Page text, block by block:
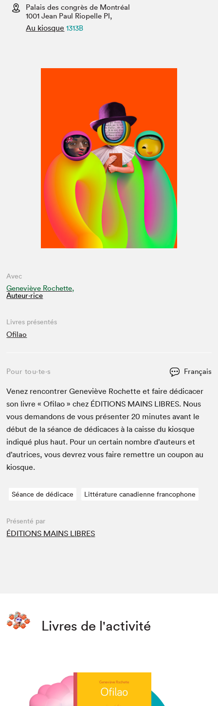
Espace médias
Palais des congrès de Montréal
1001 Jean Paul Riopelle Pl,
Au kiosque 1313B
Avec
Geneviève Rochette,
Auteur·rice
Livres présentés
Ofilao
Pour tou⋅te⋅s Français
Venez ren­con­tr­er Geneviève Rochette et faire dédi­cac­er
son livre « Ofi­lao » chez ÉDI­TIONS MAINS LIBRES. Nous
vous deman­dons de vous présen­ter20 min­utes avant le
début de la séance de dédi­caces à la caisse du kiosque
indiqué plus haut. Pour un cer­tain nom­bre d’auteurs et
d’autrices, vous devrez vous faire remet­tre un coupon au
kiosque.
Séance de dédicace Littérature canadienne francophone
Présenté par
ÉDITIONS MAINS LIBRES
Livres de l'activité